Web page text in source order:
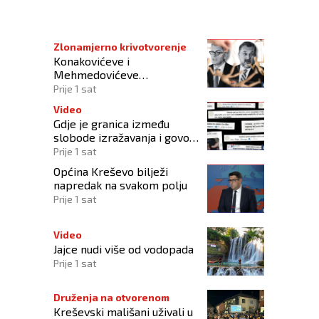
Zlonamjerno krivotvorenje
Konakovićeve i
Mehmedovićeve
manipulacije ne osporavaju
Prije 1 sat
Video
Gdje je granica između
slobode izražavanja i govora
mržnje?
Prije 1 sat
Općina Kreševo bilježi
napredak na svakom polju
Prije 1 sat
Video
Jajce nudi više od vodopada
Prije 1 sat
Druženja na otvorenom
Kreševski mališani uživali u